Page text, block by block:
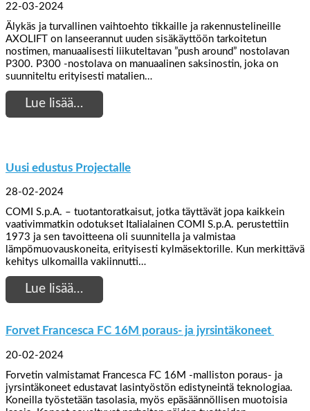
22-03-2024
Älykäs ja turvallinen vaihtoehto tikkaille ja rakennustelineille
AXOLIFT on lanseerannut uuden sisäkäyttöön tarkoitetun
nostimen, manuaalisesti liikuteltavan ”push around” nostolavan
P300. P300 -nostolava on manuaalinen saksinostin, joka on
suunniteltu erityisesti matalien…
Lue lisää…
Uusi edustus Projectalle
28-02-2024
COMI S.p.A. – tuotantoratkaisut, jotka täyttävät jopa kaikkein
vaativimmatkin odotukset Italialainen COMI S.p.A. perustettiin
1973 ja sen tavoitteena oli suunnitella ja valmistaa
lämpömuovauskoneita, erityisesti kylmäsektorille. Kun merkittävä
kehitys ulkomailla vakiinnutti…
Lue lisää…
Forvet Francesca FC 16M poraus- ja jyrsintäkoneet
20-02-2024
Forvetin valmistamat Francesca FC 16M -malliston poraus- ja
jyrsintäkoneet edustavat lasintyöstön edistyneintä teknologiaa.
Koneilla työstetään tasolasia, myös epäsäännöllisen muotoisia